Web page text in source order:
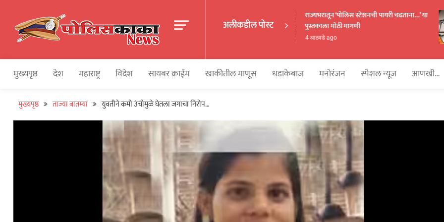
content
पोलीसकाका | POLICEKAKA
अलीकडील पोस्ट
राज्यभरातून ‘पोलिस स्टेशनची पायरी चढताना…’ या
पुस्तकाला मोठी मागणी
4 आठवडे ago
मुख्यपृष्ठ देश महाराष्ट्र विदेश सायबर क्राईम खाकीतील माणूस धडाकेबाज मनोरंजन स्पेशल न्यूज आणखी…
मुख्यपृष्ठ ताज्या बातम्या युवतीने कमी उंचीमुळे घेतला जगाचा निरोप…